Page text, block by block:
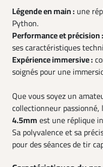
Légende en main : une
Python.
Performance et précision :
ses caractéristiques
Expérience immersive :
soignés pour une
Que vous soyez un
collectionneur passionné,
4.5mm est une réplique
Sa polyvalence et sa
pour des séances de tir